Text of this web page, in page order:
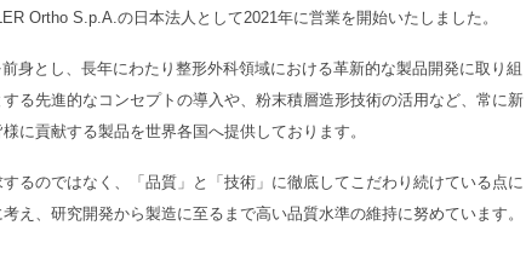
Ortho S.p.A.の日本法人として2021年に営業を開始いたしました。
身とし、長年にわたり整形外科領域における革新的な製品開発に取り組
る先進的なコンセプトの導入や、粉末積層造形技術の活用など、常に新
様に貢献する製品を世界各国へ提供しております。
るのではなく、「品質」と「技術」に徹底してこだわり続けている点に
え、研究開発から製造に至るまで高い品質水準の維持に努めています。